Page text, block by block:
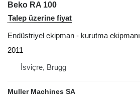
Beko RA 100
Talep üzerine fiyat
Endüstriyel ekipman - kurutma ekipmanı
2011
İsviçre, Brugg
Muller Machines SA